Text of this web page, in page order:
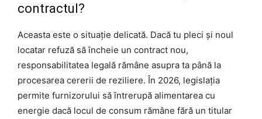
contractul?
Aceasta este o situație delicată. Dacă tu pleci și noul
locatar refuză să încheie un contract nou,
responsabilitatea legală rămâne asupra ta până la
procesarea cererii de reziliere. În 2026, legislația
permite furnizorului să întrerupă alimentarea cu
energie dacă locul de consum rămâne fără un titular